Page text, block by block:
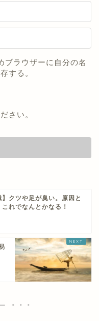
ブラウザーに自分の名
する。
さい。
】クツや足が臭い。原因と
れでなんとかなる！